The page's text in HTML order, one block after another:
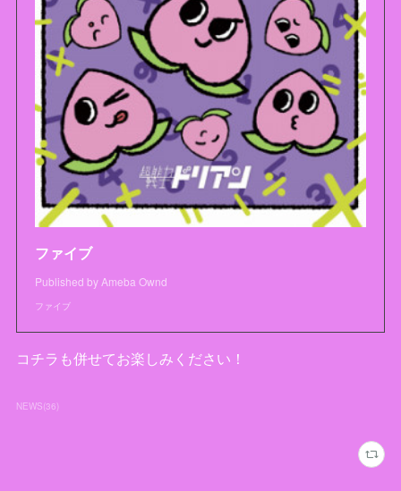
ファイブ
Published by Ameba Ownd
ファイブ
コチラも併せてお楽しみください！
NEWS(36)